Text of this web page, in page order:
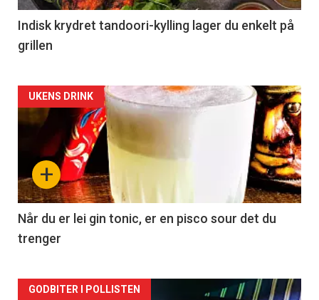
Indisk krydret tandoori-kylling lager du enkelt på
grillen
Forsiden
akkurat
nå
-
2
+
UKENS DRINK
Når du er lei gin tonic, er en pisco sour det du
trenger
Forsiden
GODBITER I POLLISTEN